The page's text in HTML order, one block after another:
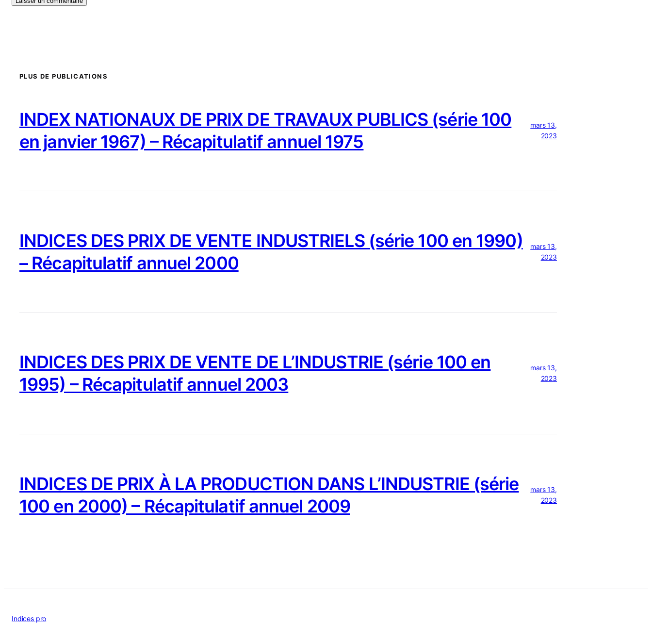
PLUS DE PUBLICATIONS
INDEX NATIONAUX DE PRIX DE TRAVAUX PUBLICS (série 100
en janvier 1967) – Récapitulatif annuel 1975
mars 13,
2023
INDICES DES PRIX DE VENTE INDUSTRIELS (série 100 en 1990)
– Récapitulatif annuel 2000
mars 13,
2023
INDICES DES PRIX DE VENTE DE L’INDUSTRIE (série 100 en
1995) – Récapitulatif annuel 2003
mars 13,
2023
INDICES DE PRIX À LA PRODUCTION DANS L’INDUSTRIE (série
100 en 2000) – Récapitulatif annuel 2009
mars 13,
2023
Indices pro